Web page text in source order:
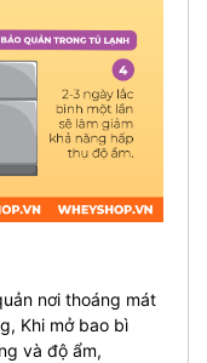
nơi thoáng mát
Khi mở bao bì
và độ ẩm,